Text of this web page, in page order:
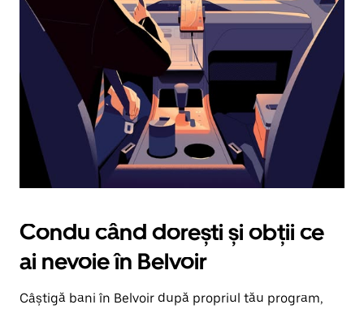
în
jos.
Închide
calendarul
apăsând
pe
butonul
Escape.
Condu când dorești și obții ce
ai nevoie în Belvoir
Câștigă bani în Belvoir după propriul tău program,